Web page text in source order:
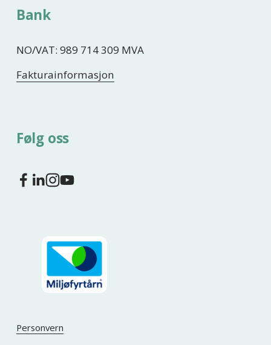
Bank
NO/VAT: 989 714 309 MVA
Fakturainformasjon
Følg oss
Personvern